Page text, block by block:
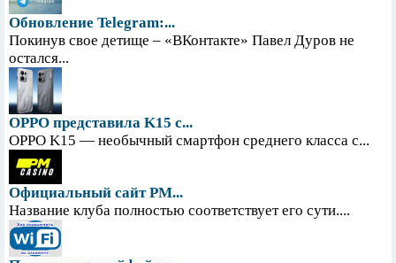
Обновление Telegram:...
Покинув свое детище – «ВКонтакте» Павел Дуров не
остался...
OPPO представила K15 с...
OPPO K15 — необычный смартфон среднего класса с...
Официальный сайт PM...
Название клуба полностью соответствует его сути....